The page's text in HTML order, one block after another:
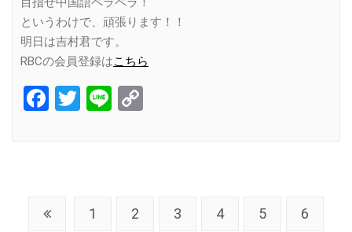
というわけで、頑張ります！！
明日は吉村君です。
RBCの会員登録はこちら
Facebook
Twitter
Line
1 2 3 4 5 6